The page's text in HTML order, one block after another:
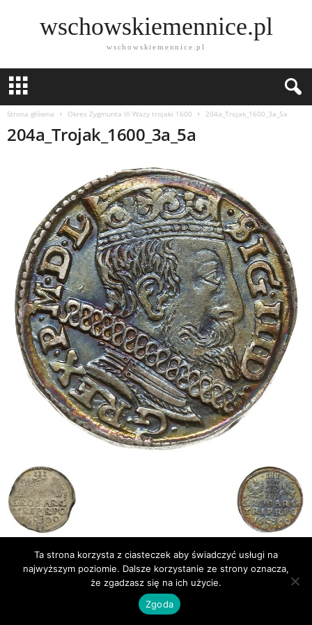
wschowskiemennice.pl
wschowskiemennice.pl
Strona główna Okres Zygmunta lll Wazy trojaki 1600 204a_Trojak_1600_3a_5a
204a_Trojak_1600_3a_5a
Publikacje
Bibliografia
© Newsmag WordPress Theme by TagDiv
Ta strona korzysta z ciasteczek aby świadczyć usługi na
najwyższym poziomie. Dalsze korzystanie ze strony oznacza,
że zgadzasz się na ich użycie.
Zgoda